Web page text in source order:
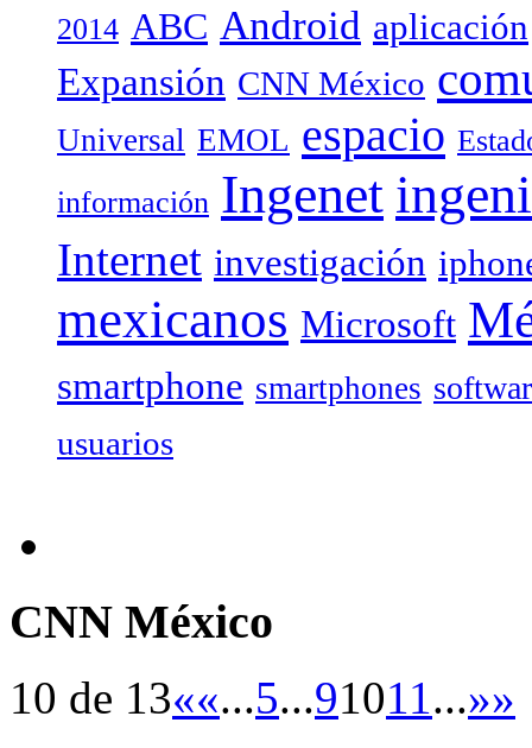
2014 ABC Android aplicación
Expansión CNN México
Universal EMOL espacio
información Ingenet
Internet investigación
mexicanos Microsoft
smartphone smartphones
usuarios
CNN México
10 de 13««...5...91011...»»